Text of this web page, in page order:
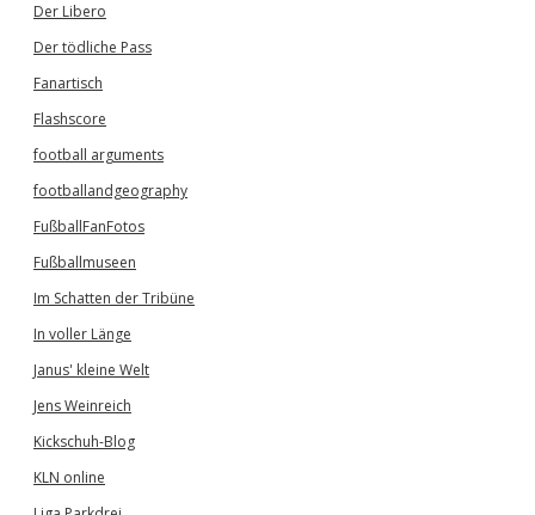
Der Libero
Der tödliche Pass
Fanartisch
Flashscore
football arguments
footballandgeography
FußballFanFotos
Fußballmuseen
Im Schatten der Tribüne
In voller Länge
Janus' kleine Welt
Jens Weinreich
Kickschuh-Blog
KLN online